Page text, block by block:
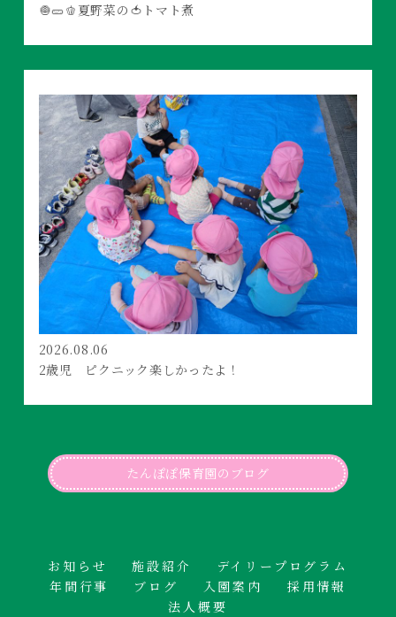
🧅🥒🫑夏野菜の🍅トマト煮
2026.08.06
2歳児 ピクニック楽しかったよ！
たんぽぽ保育園のブログ
お知らせ 施設紹介
デイリープログラム
年間行事
ブログ 入園案内
採用情報
法人概要